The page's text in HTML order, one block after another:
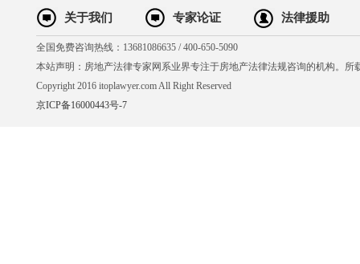
关于我们 专家论证 法律援助
全国免费咨询热线：13681086635 / 400-650-5090
本站声明：房地产法律专家网系业界专注于房地产法律法规咨询的机构。
Copyright 2016 itoplawyer.com All Right Reserved
京ICP备16000443号-7